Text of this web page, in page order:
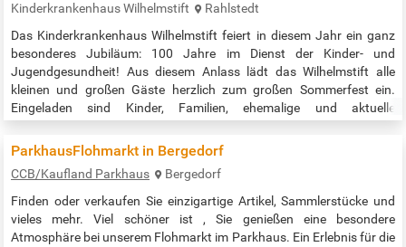
Kinderkrankenhaus Wilhelmstift
Rahlstedt
Das Kinderkrankenhaus Wilhelmstift feiert in diesem Jahr ein ganz
besonderes Jubiläum: 100 Jahre im Dienst der Kinder- und
Jugendgesundheit! Aus diesem Anlass lädt das Wilhelmstift alle
kleinen und großen Gäste herzlich zum großen Sommerfest ein.
Eingeladen sind Kinder, Familien, ehemalige und aktuelle
Mitarbeitende, Förderer und Unterstützer des Hauses. Sie erwartet
ParkhausFlohmarkt in Bergedorf
CCB/Kaufland Parkhaus
Bergedorf
Finden oder verkaufen Sie einzigartige Artikel, Sammlerstücke und
vieles mehr. Viel schöner ist , Sie genießen eine besondere
Atmosphäre bei unserem Flohmarkt im Parkhaus. Ein Erlebnis für die